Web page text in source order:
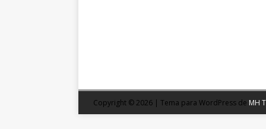
Copyright © 2026 | Tema para WordPress de MH